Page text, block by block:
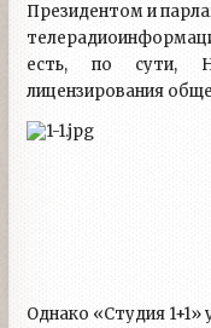
Президентом и
есть, по сути,
лицензирования
Однако «Студия 1+1»